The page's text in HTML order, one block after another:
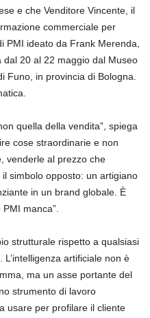
e che Venditore Vincente, il
commerciale per
PMI ideato da Frank Merenda,
dal 20 al 22 maggio dal Museo
Funo, in provincia di Bologna.
quella della vendita”, spiega
cose straordinarie e non
venderle al prezzo che
simbolo opposto: un artigiano
in un brand globale. È
manca”.
strutturale rispetto a qualsiasi
artificiale non è
ma un asse portante del
strumento di lavoro
usare per profilare il cliente